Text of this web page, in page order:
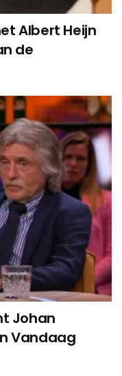
Albert Heijn
de
Johan
Vandaag